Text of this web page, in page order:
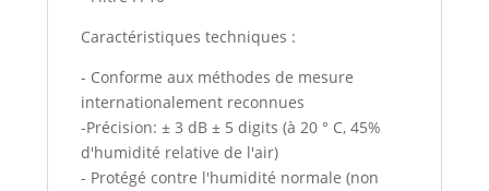
Caractéristiques techniques :
- Conforme aux méthodes de mesure
internationalement reconnues
-Précision: ± 3 dB ± 5 digits (à 20 ° C, 45%
d'humidité relative de l'air)
- Protégé contre l'humidité normale (non